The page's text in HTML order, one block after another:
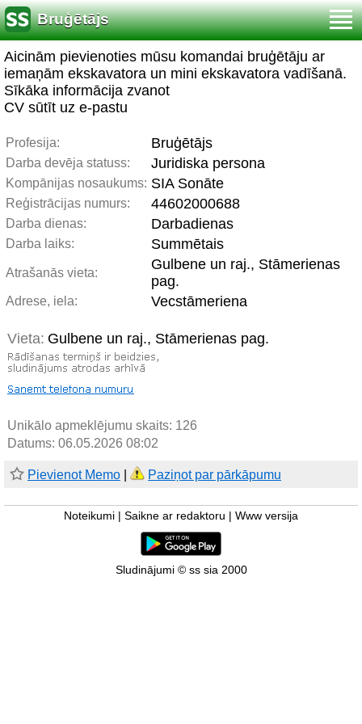
Bruģētājs
Aicinām pievienoties mūsu komandai bruģētāju ar
iemaņām ekskavatora un mini ekskavatora vadīšanā.
Sīkāka informācija zvanot
CV sūtīt uz e-pastu
Profesija: Bruģētājs
Darba devēja statuss: Juridiska persona
Kompānijas nosaukums: SIA Sonāte
Reģistrācijas numurs: 44602000688
Darba dienas: Darbadienas
Darba laiks: Summētais
Atrašanās vieta:
Gulbene un raj., Stāmerienas
pag.
Adrese, iela: Vecstāmeriena
Vieta: Gulbene un raj., Stāmerienas pag.
Unikālo apmeklējumu skaits: 126
Datums: 06.05.2026 08:02
Pievienot Memo Paziņot par pārkāpumu
Noteikumi Saikne ar redaktoru Www versija
Sludinājumi © ss sia 2000